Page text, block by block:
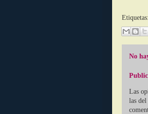
Etiquetas:
No
Las
las